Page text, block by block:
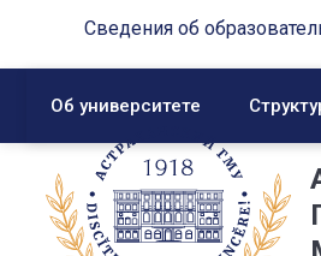
Сведения об
Об университете